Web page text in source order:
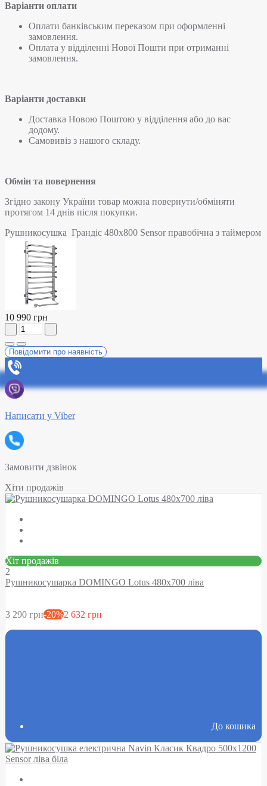
Варіанти оплати
Оплати банківським переказом при оформленні
замовлення.
Оплата у відділенні Нової Пошти при отриманні
замовлення.
Варіанти доставки
Доставка Новою Поштою у відділення або до вас
додому.
Самовивіз з нашого складу.
Обмін та повернення
Згідно закону України товар можна повернути/обміняти
протягом 14 днів після покупки.
Рушникосушка Грандіс 480х800 Sensor правобічна з таймером
10 990 грн
Повідомити про наявність
Написати у Viber
Замовити дзвінок
Хіти продажів
Хіт продажів
2
Рушникосушарка DOMINGO Lotus 480х700 ліва
3 290 грн-20%2 632 грн
До кошика